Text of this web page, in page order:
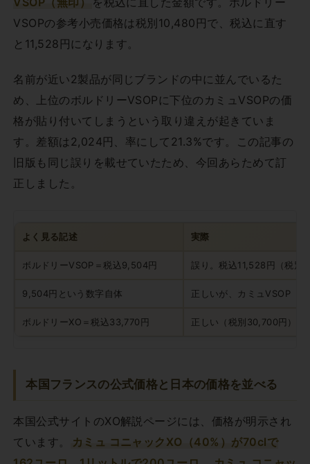
VSOPの参考小売価格は税別10,480円で、税込に直す
と11,528円になります。
名前が近い2製品が同じブランドの中に並んでいるた
め、上位のボルドリーVSOPに下位のカミュVSOPの価
格が貼り付いてしまうという取り違えが起きていま
す。差額は2,024円、率にして21.3%です。この記事の
旧版も同じ誤りを載せていたため、今回あらためて訂
正しました。
よく見る記述 実際
ボルドリーVSOP＝税込9,504円 誤り。税込11,528円（税別
9,504円という数字自体 正しいが、カミュVSOP（
ボルドリーXO＝税込33,770円 正しい（税別30,700円）
本国フランスの公式価格と日本の価格を並べる
本国公式サイトのXO解説ページには、価格が明示され
ています。
カミュ コニャックXO（40%）が70clで